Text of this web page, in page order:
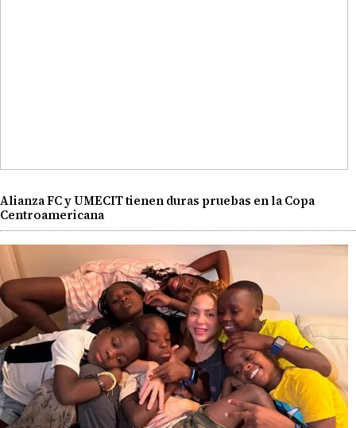
Alianza FC y UMECIT tienen duras pruebas en la Copa
Centroamericana